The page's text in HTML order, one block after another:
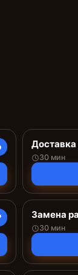
Доставка
30 мин
Замена
30 мин